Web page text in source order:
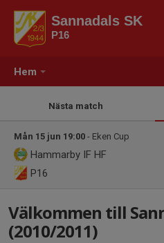
Hem
Sannadals SK
P16
Nästa match
Mån 15 jun 19:00 - Eken Cup
Hammarby IF HF
P16
Välkommen till
(2010/2011)